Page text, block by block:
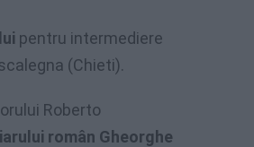
pentru intermediere
(Chieti).
Roberto
român Gheorghe